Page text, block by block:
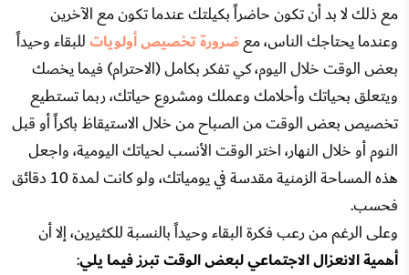
مع ذلك لا بد أن تكون حاضراً بكيلتك عندما تكون مع الآخرين
وعندما يحتاجك الناس، معضرورة تخصيص أولوياتللبقاء وحيداً
بعض الوقت خلال اليوم، كي تفكر بكامل (الاحترام) فيما يخصك
ويتعلق بحياتك وأحلامك وعملك ومشروع حياتك، ربما تستطيع
تخصيص بعض الوقت من الصباح من خلال الاستيقاظ باكراً أو قبل
النوم أو خلال النهار، اختر الوقت الأنسب لحياتك اليومية، واجعل
هذه المساحة الزمنية مقدسة في يومياتك، ولو كانت لمدة 10 دقائق
فحسب.
وعلى الرغم من رعب فكرة البقاء وحيداً بالنسبة للكثيرين، إلا أن
أهمية الانعزال الاجتماعي لبعض الوقت تبرز فيما يلي: